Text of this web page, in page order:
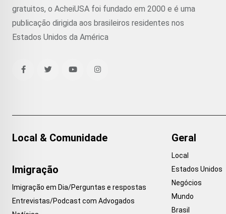
gratuitos, o AcheiUSA foi fundado em 2000 e é uma
publicação dirigida aos brasileiros residentes nos
Estados Unidos da América
Local & Comunidade
Imigração
Imigração em Dia/Perguntas e respostas
Entrevistas/Podcast com Advogados
Geral
Local
Estados Unidos
Negócios
Mundo
Brasil